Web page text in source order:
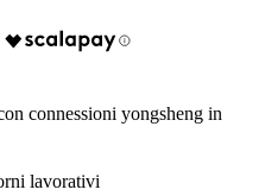
connessioni yongsheng in
lavorativi